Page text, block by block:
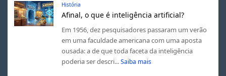
História
Afinal, o que é inteligência artificial?
Em 1956, dez pesquisadores passaram um verão
em uma faculdade americana com uma aposta
ousada: a de que toda faceta da inteligência
poderia ser descri... Saiba mais